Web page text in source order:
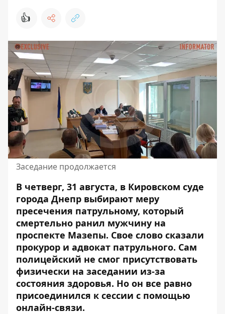
👍
Заседание продолжается
В четверг, 31 августа, в Кировском суде
города Днепр выбирают меру
пресечения патрульному, который
смертельно ранил мужчину на
проспекте Мазепы. Свое слово сказали
прокурор и адвокат патрульного. Сам
полицейский не смог присутствовать
физически на заседании из-за
состояния здоровья. Но он все равно
присоединился к сессии с помощью
онлайн-связи.